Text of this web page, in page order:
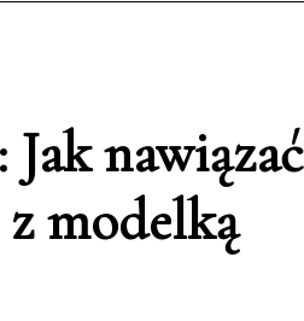
nawiązać
modelką